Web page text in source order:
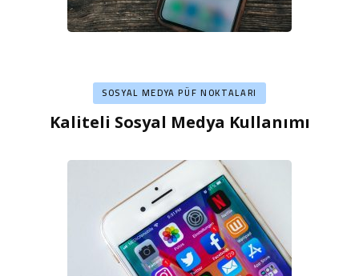
SOSYAL MEDYA PÜF NOKTALARI
Kaliteli Sosyal Medya Kullanımı